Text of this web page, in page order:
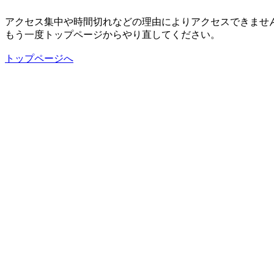
アクセス集中や時間切れなどの理由によりアクセスできませ
もう一度トップページからやり直してください。
トップページへ